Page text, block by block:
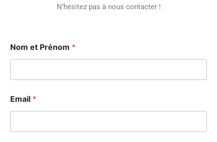
N’hésitez pas à nous contacter !
Nom et Prénom *
Email *